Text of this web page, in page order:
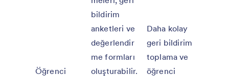
Öğrenci
bildirim
anketleri ve
değerlendir
me formları
oluşturabilir.
Daha kolay
geri bildirim
toplama ve
öğrenci